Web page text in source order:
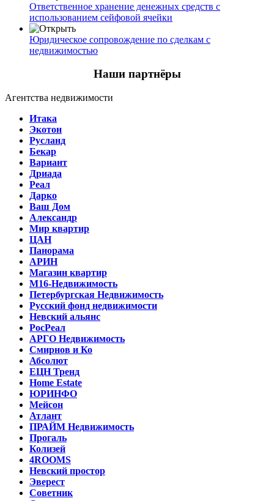
Ответственное хранение денежных средств с
использованием сейфовой ячейки
Юридическое сопровождение по сделкам с
недвижимостью
Наши партнёры
Агентства недвижимости
Итака
Экотон
Русланд
Бекар
Вариант
Дриада
Реал
Дарко
Ваш Дом
Александр
Мир квартир
ЦАН
Панорама
АРИН
Магазин квартир
М16-Недвижимость
Петербургская Недвижимость
Русский фонд недвижимости
Невский альянс
РосРеал
АРГО Недвижимость
Смирнов и Ко
Абсолют
ЕЦН Тренд
Home Estate
ЮРИНФО
Мейсон
Атлант
ПРАЙМ Недвижимость
Прогаль
Колизей
4ROOMS
Невский простор
Эверест
Советник